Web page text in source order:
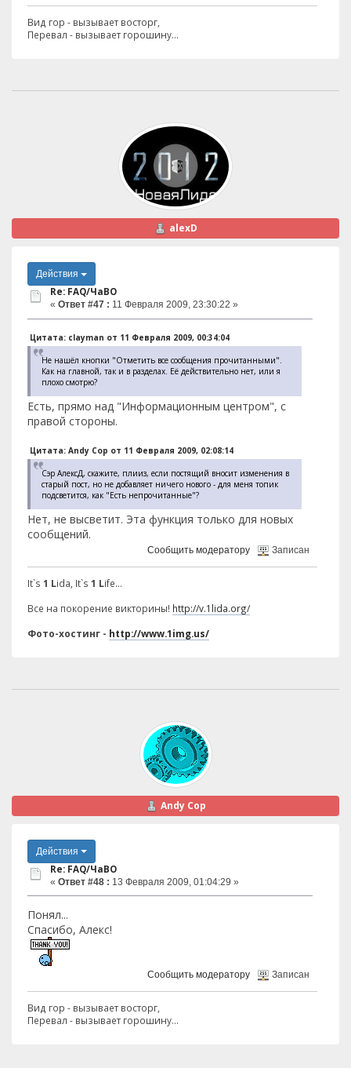
Вид гор - вызывает восторг,
Перевал - вызывает горошину...
alexD
Действия
Re: FAQ/ЧаВО
« Ответ #47 : 11 Февраля 2009, 23:30:22 »
Цитата: clayman от 11 Февраля 2009, 00:34:04
Не нашёл кнопки "Отметить все сообщения прочитанными".
Как на главной, так и в разделах. Её действительно нет, или я
плохо смотрю?
Есть, прямо над "Информационным центром", с
правой стороны.
Цитата: Andy Cop от 11 Февраля 2009, 02:08:14
Сэр АлексД, скажите, плииз, если постящий вносит изменения в
старый пост, но не добавляет ничего нового - для меня топик
подсветится, как "Есть непрочитанные"?
Нет, не высветит. Эта функция только для новых
сообщений.
Сообщить модератору Записан
It`s 1 Lida, It`s 1 Life...
Все на покорение викторины! http://v.1lida.org/
Фото-хостинг - http://www.1img.us/
Andy Cop
Действия
Re: FAQ/ЧаВО
« Ответ #48 : 13 Февраля 2009, 01:04:29 »
Понял...
Спасибо, Алекс!
Сообщить модератору Записан
Вид гор - вызывает восторг,
Перевал - вызывает горошину...